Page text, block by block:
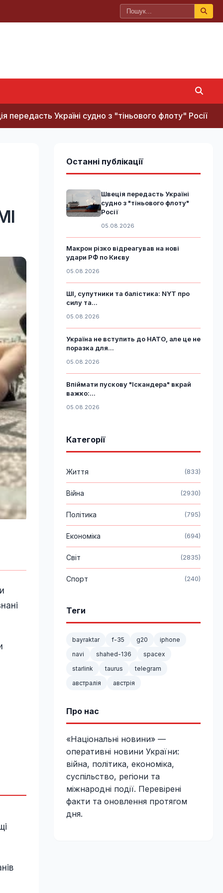
Україні судно з "тіньового флоту" Росії Макрон
Останні публікації
Швеція передасть Україні
судно з "тіньового флоту"
Росії
05.08.2026
Макрон різко відреагував на нові
удари РФ по Києву
05.08.2026
ШІ, супутники та балістика: NYT про
силу та...
05.08.2026
Україна не вступить до НАТО, але це не
поразка для...
05.08.2026
Впіймати пускову "Іскандера" вкрай
важко:...
05.08.2026
Категорії
Життя (833)
Війна (2930)
Політика (795)
Економіка (694)
Світ (2835)
Спорт (240)
Теги
bayraktar f-35 g20
iphone
navi
shahed-136
spacex
starlink
taurus
telegram
австралія
австрія
Про нас
«Національні новини» —
оперативні новини України:
війна, політика, економіка,
суспільство, регіони та
міжнародні події. Перевірені
факти та оновлення протягом
дня.